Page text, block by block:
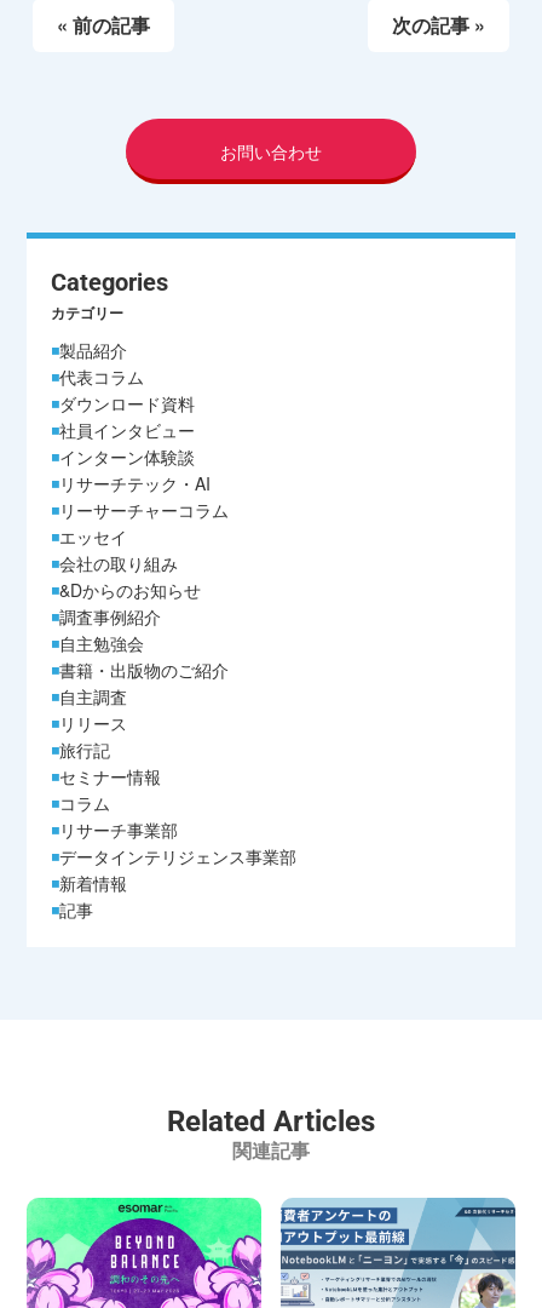
« 前の記事 次の記事 »
お問い合わせ
Categories
カテゴリー
製品紹介
代表コラム
ダウンロード資料
社員インタビュー
インターン体験談
リサーチテック・AI
リーサーチャーコラム
エッセイ
会社の取り組み
&Dからのお知らせ
調査事例紹介
自主勉強会
書籍・出版物のご紹介
自主調査
リリース
旅行記
セミナー情報
コラム
リサーチ事業部
データインテリジェンス事業部
新着情報
記事
Related Articles
関連記事